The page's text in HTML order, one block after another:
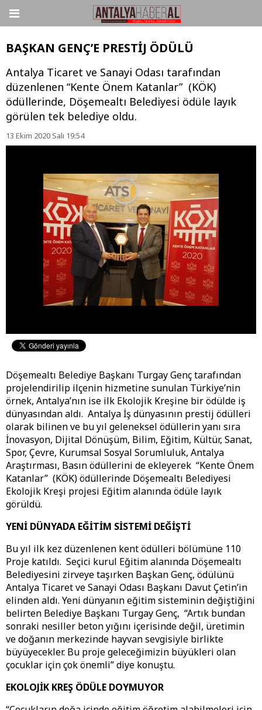
BAŞKAN GENÇ’E PRESTİJ ÖDÜLÜ
Antalya Ticaret ve Sanayi Odası tarafından
düzenlenen “Kente Önem Katanlar” (KÖK)
ödüllerinde, Döşemealtı Belediyesi ödüle layık
görülen tek belediye oldu.
13 Ekim 2020 Salı 19:54
Döşemealtı Belediye Başkanı Turgay Genç tarafından
projelendirilip ilçenin hizmetine sunulan Türkiye’nin
örnek, Antalya’nın ise ilk Ekolojik Kreşine bir ödülde iş
dünyasından aldı. Antalya İş dünyasının prestij ödülleri
olarak bilinen ve bu yıl geleneksel ödüllerin yanı sıra
İnovasyon, Dijital Dönüşüm, Bilim, Eğitim, Kültür, Sanat,
Spor, Çevre, Kurumsal Sosyal Sorumluluk, Antalya
Araştırması, Basın ödüllerini de ekleyerek “Kente Önem
Katanlar” (KÖK) ödüllerinde Döşemealtı Belediyesi
Ekolojik Kreşi projesi Eğitim alanında ödüle layık
görüldü.
YENİ DÜNYADA EĞİTİM SİSTEMİ DEĞİŞTİ
Bu yıl ilk kez düzenlenen kent ödülleri bölümüne 110
Proje katıldı. Seçici kurul Eğitim alanında Döşemealtı
Belediyesini zirveye taşırken Başkan Genç, ödülünü
Antalya Ticaret ve Sanayi Odası Başkanı Davut Çetin’in
elinden aldı. Yeni dünyanın eğitim sisteminin değiştiğini
belirten Belediye Başkanı Turgay Genç, “Artık bundan
sonraki nesiller beton yığını içerisinde değil, üretimin
ve doğanın merkezinde hayvan sevgisiyle birlikte
büyüyecekler. Bu proje geleceğimizin büyükleri olan
çocuklar için çok önemli” diye konuştu.
EKOLOJİK KREŞ ÖDÜLE DOYMUYOR